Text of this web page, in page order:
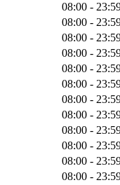
08:00 -
08:00 -
08:00 -
08:00 -
08:00 -
08:00 -
08:00 -
08:00 -
08:00 -
08:00 -
08:00 -
08:00 -